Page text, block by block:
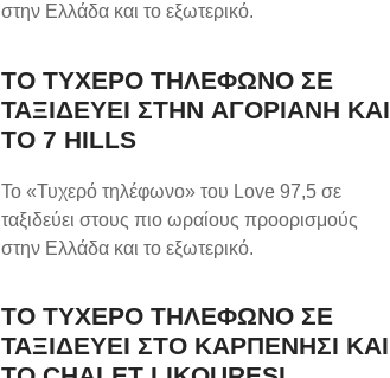
στην Ελλάδα και το εξωτερικό.
ΤΟ ΤΥΧΕΡΟ ΤΗΛΕΦΩΝΟ ΣΕ
ΤΑΞΙΔΕΥΕΙ ΣΤHN ΑΓΟΡΙΑΝΗ ΚΑΙ
ΤΟ 7 HILLS
Το «Τυχερό τηλέφωνο» του Love 97,5 σε
ταξιδεύει στους πιο ωραίους προορισμούς
στην Ελλάδα και το εξωτερικό.
ΤΟ ΤΥΧΕΡΟ ΤΗΛΕΦΩΝΟ ΣΕ
ΤΑΞΙΔΕΥΕΙ ΣΤΟ ΚΑΡΠΕΝΗΣΙ ΚΑΙ